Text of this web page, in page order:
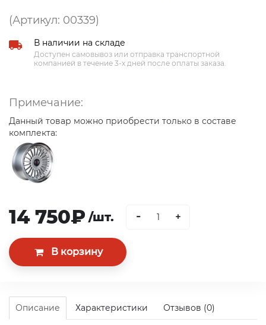
(Артикул: 00339)
В наличии на складе
Доступен самовывоз или отправка транспортной
компанией в течение 3-х дней после оплаты заказа.
Примечание:
Данный товар можно приобрести только в составе
комплекта:
14 750₽ /шт. - +
Описание Характеристики Отзывов (0)